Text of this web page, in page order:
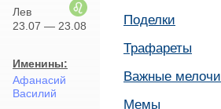
Лев
23.07 — 23.08
Именины:
Афанасий
Василий
Поделки
Трафареты
Важные мелочи
Мемы